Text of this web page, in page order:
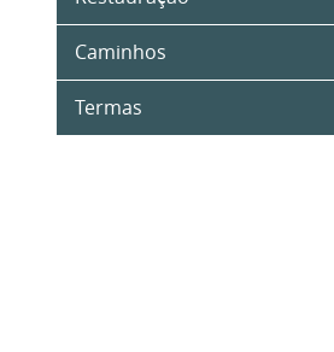
Caminhos
Termas